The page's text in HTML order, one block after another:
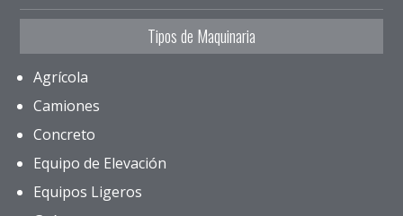
Tipos de Maquinaria
Agrícola
Camiones
Concreto
Equipo de Elevación
Equipos Ligeros